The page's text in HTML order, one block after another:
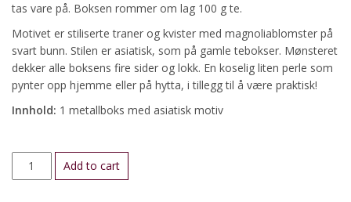
tas vare på. Boksen rommer om lag 100 g te.
Motivet er stiliserte traner og kvister med magnoliablomster på
svart bunn. Stilen er asiatisk, som på gamle tebokser. Mønsteret
dekker alle boksens fire sider og lokk. En koselig liten perle som
pynter opp hjemme eller på hytta, i tillegg til å være praktisk!
Innhold: 1 metallboks med asiatisk motiv
Teboks
med
Add to cart